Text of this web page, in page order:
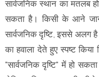
सार्वजनिक स्थान का मतलब
सकता है। किसी के आने जाने
सार्वजनिक दृष्टि, इससे अलग
का हवाला देते हुए स्पष्ट
"सार्वजनिक दृष्टि" में हो